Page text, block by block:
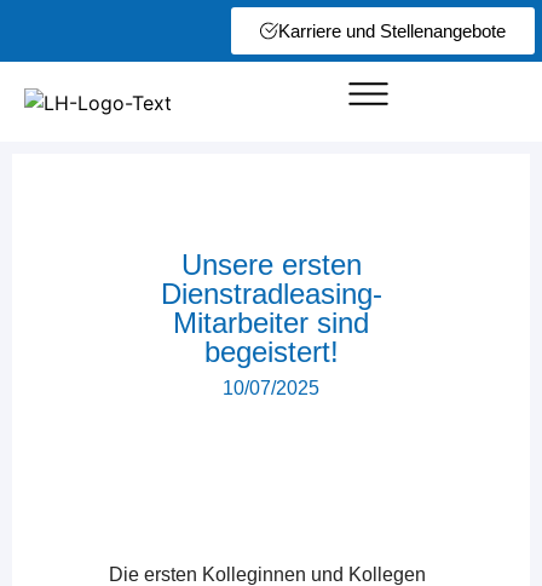
Karriere und Stellenangebote
Unsere ersten
Dienstradleasing-
Mitarbeiter sind
begeistert!
10/07/2025
Die ersten Kolleginnen und Kollegen